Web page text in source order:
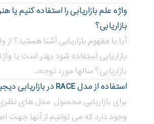
واژه علم بازاریابی را استفاده کنیم یا
بازاریابی؟
آیا با مفهوم بازاریابی آشنا هستید؟ از
بازاریابی استفاده شود بهتر است یا
بازاریابی؟ سالها مورد توجه...
استفاده از مدل RACE در بازاریابی دیجیتال
برای بازاریابی محصول مدل های
وجود دارد که می توانیم از آنها جهت